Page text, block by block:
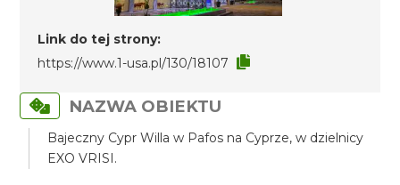
Link do tej strony:
https://www.1-usa.pl/130/18107
NAZWA OBIEKTU
Bajeczny Cypr Willa w Pafos na Cyprze, w dzielnicy
EXO VRISI.